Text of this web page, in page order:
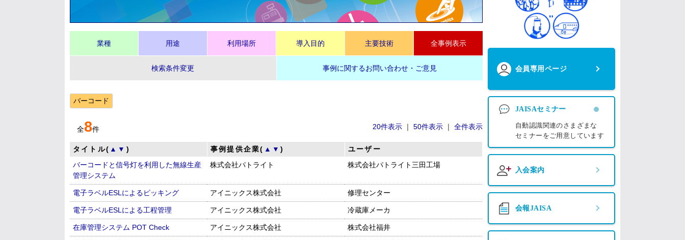
業種 用途 利用場所 導入目的 主要技術 全事例表示
検索条件変更 事例に関するお問い合わせ・ご意見
バーコード
全8件 20件表示 ｜ 50件表示 ｜ 全件表示
タイトル( ▲ ▼ ) 事例提供企業( ▲ ▼)
ユーザー
バーコードと信号灯を利用した無線生産
管理システム
株式会社パトライト 株式会社パトライト三田工場
電子ラベルESLによるピッキング アイニックス株式会社 修理センター
電子ラベルESLによる工程管理 アイニックス株式会社 冷蔵庫メーカ
在庫管理システム POT Check アイニックス株式会社 株式会社福井
会員専用ページ
JAISAセミナー
自動認識関連のさまざまな
セミナーをご用意しています
入会案内
会報JAISA